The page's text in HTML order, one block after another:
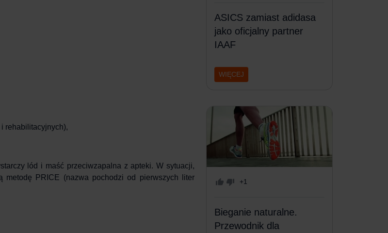
rehabilitacyjnych),
lód i maść przeciwzapalna z apteki. W sytuacji,
metodę PRICE (nazwa pochodzi od pierwszych liter
ASICS zamiast adidasa
jako oficjalny partner
IAAF
WIĘCEJ
+1
Bieganie naturalne.
Przewodnik dla